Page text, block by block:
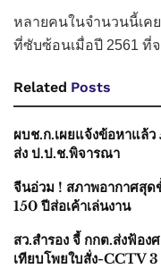
หลายคนในจำนวนนี้เค
ที่ซับซ้อนเมื่อปี 2561 ที่จ
Related Posts
ผบช.ก.เผยแจ้งข้อหาแล้
ส่ง ป.ป.ช.พิจารณา
จีนอ่วม ! สภาพอากาศสุด
150 ปีส่อเค้าเล่นงาน
สว.สำรอง จี้ กกต.ส่งฟ้อ
เทียบโพยใบสั่ง-CCTV